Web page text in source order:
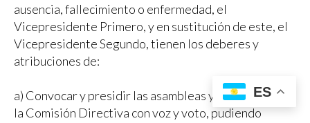
ES
ausencia, fallecimiento o enfermedad, el
Vicepresidente Primero, y en sustitución de este, el
Vicepresidente Segundo, tienen los deberes y
atribuciones de:
a) Convocar y presidir las asambleas y reuniones de
la Comisión Directiva con voz y voto, pudiendo